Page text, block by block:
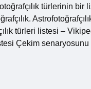
türlerinin bir
türleri listesi –
Çekim